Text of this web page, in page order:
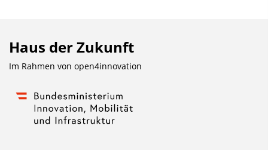
Haus der Zukunft
Im Rahmen von open4innovation